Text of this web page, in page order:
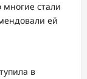
стали
ей
в